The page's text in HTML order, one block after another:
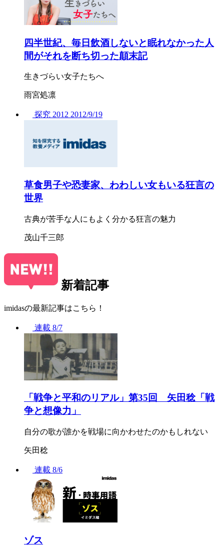
四半世紀、毎日飲酒しないと眠れなかった人
間がそれを断ち切った顛末記
生きづらい女子たちへ
雨宮処凛
探究 2012 2012/9/19
草食男子や恐妻家、わわしい女もいる狂言の
世界
古典が苦手な人にもよく分かる狂言の魅力
茂山千三郎
新着記事
imidasの最新記事はこちら！
連載 8/7
「戦争と平和のリアル」第35回 矢田稔「戦
争と想像力」
自分の歌が誰かを戦場に向かわせたのかもしれない
矢田稔
連載 8/6
ゾス